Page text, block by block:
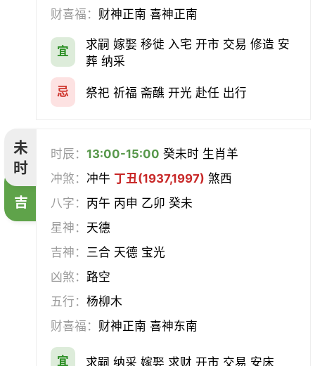
财喜福： 财神正南 喜神正南
宜
求嗣 嫁娶 移徙 入宅 开市 交易 修造 安
葬 纳采
忌 祭祀 祈福 斋醮 开光 赴任 出行
未
时
吉
时辰：13:00-15:00 癸未时 生肖羊
冲煞：冲牛 丁丑(1937,1997) 煞西
八字： 丙午 丙申 乙卯 癸未
星神： 天德
吉神： 三合 天德 宝光
凶煞： 路空
五行：杨柳木
财喜福： 财神正南 喜神东南
宜 求嗣 纳采 嫁娶 求财 开市 交易 安床